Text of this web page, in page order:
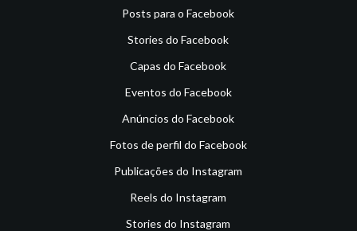
Posts para o Facebook
Stories do Facebook
Capas do Facebook
Eventos do Facebook
Anúncios do Facebook
Fotos de perfil do Facebook
Publicações do Instagram
Reels do Instagram
Stories do Instagram